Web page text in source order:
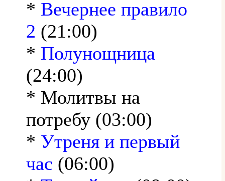
* Вечернее правило
2 (21:00)
* Полунощница
(24:00)
* Молитвы на
потребу (03:00)
* Утреня и первый
час (06:00)